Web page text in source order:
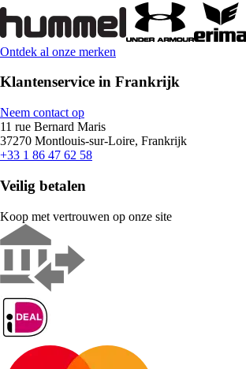
Ontdek al onze merken
Klantenservice in Frankrijk
Neem contact op
11 rue Bernard Maris
37270 Montlouis-sur-Loire, Frankrijk
+33 1 86 47 62 58
Veilig betalen
Koop met vertrouwen op onze site